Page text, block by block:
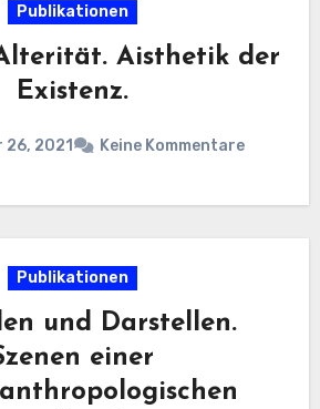
Publikationen
Aisthetik der
Existenz.
26, 2021 Keine Kommentare
Publikationen
und Darstellen.
einer